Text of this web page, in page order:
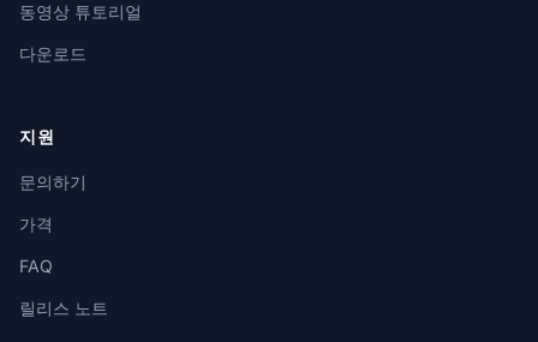
동영상 튜토리얼
다운로드
지원
문의하기
가격
FAQ
릴리스 노트